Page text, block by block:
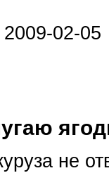
2009-02-05
не